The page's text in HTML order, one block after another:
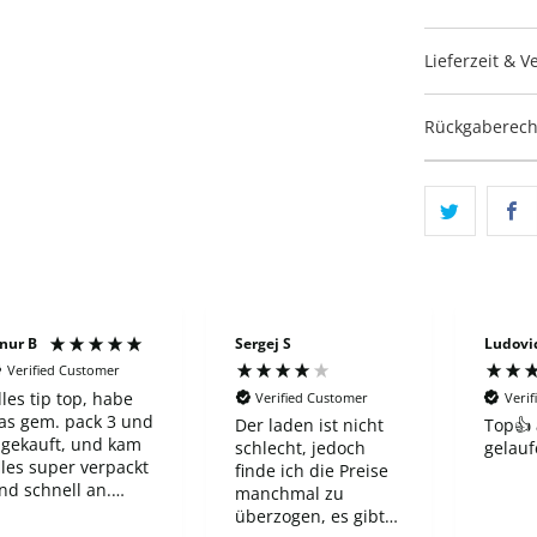
Lieferzeit &
S
Verified Customer
laden ist nicht
jedoch
ich die Preise
zu
Ludovica B
Verified Customer
Top👍 alles gut
gelaufen
Vasili N
Gute
super